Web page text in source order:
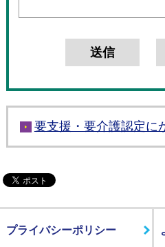
要支援・要介護認定に
プライバシーポリシー